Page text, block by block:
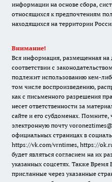
информации на основе сбора,
относящихся к предпочтениям
находящихся на территории
Внимание!
Вся информация, размещенная на
соответствии с
подлежит использованию кем-
том числе воспроизведению,
как с письменного разрешения
несет ответственности за
сайте и его субдоменах.
электронную почту
официальных страницах в
https://vk.com/vrntimes, https://
будет являться согласием на их
указанных соцсетях. Также
присланные через указанные